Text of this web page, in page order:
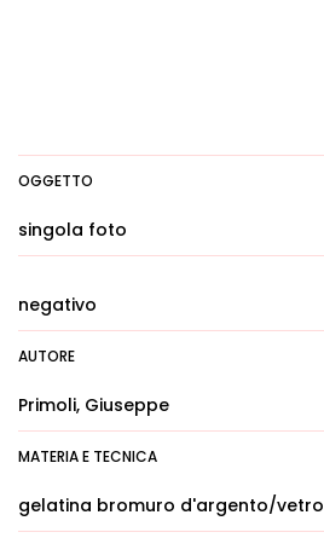
OGGETTO
singola foto
negativo
AUTORE
Primoli, Giuseppe
MATERIA E TECNICA
gelatina bromuro d'argento/vetro